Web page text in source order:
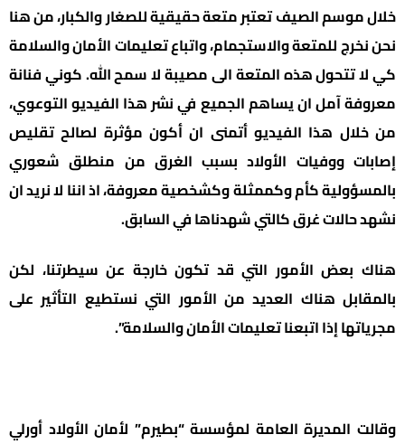
خلال موسم الصيف تعتبر متعة حقيقية للصغار والكبار، من هنا
نحن نخرج للمتعة والاستجمام، واتباع تعليمات الأمان والسلامة
كي لا تتحول هذه المتعة الى مصيبة لا سمح الله. كوني فنانة
معروفة آمل ان يساهم الجميع في نشر هذا الفيديو التوعوي،
من خلال هذا الفيديو أتمنى ان أكون مؤثرة لصالح تقليص
إصابات ووفيات الأولاد بسبب الغرق من منطلق شعوري
بالمسؤولية كأم وكممثلة وكشخصية معروفة، اذ اننا لا نريد ان
نشهد حالات غرق كالتي شهدناها في السابق.
هناك بعض الأمور التي قد تكون خارجة عن سيطرتنا، لكن
بالمقابل هناك العديد من الأمور التي نستطيع التأثير على
مجرياتها إذا اتبعنا تعليمات الأمان والسلامة”.
وقالت المديرة العامة لمؤسسة “بطيرم” لأمان الأولاد أورلي